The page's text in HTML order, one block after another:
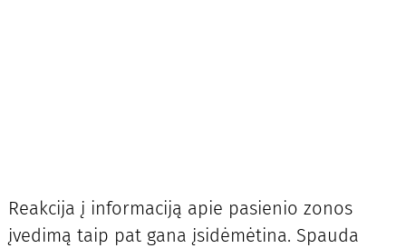
Reakcija į informaciją apie pasienio zonos
įvedimą taip pat gana įsidėmėtina. Spauda